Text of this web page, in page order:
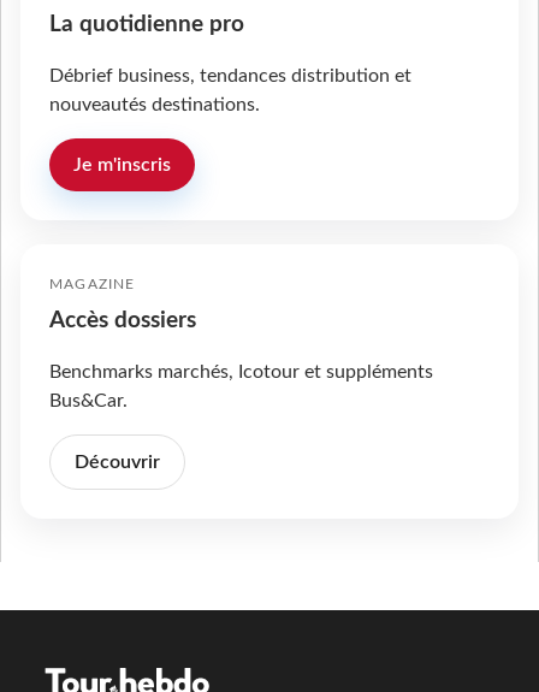
La quotidienne pro
Débrief business, tendances distribution et
nouveautés destinations.
Je m'inscris
MAGAZINE
Accès dossiers
Benchmarks marchés, Icotour et suppléments
Bus&Car.
Découvrir